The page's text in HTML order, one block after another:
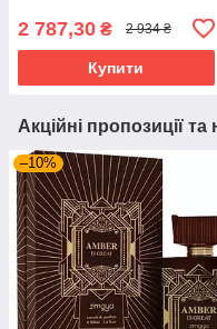
2 787,30 ₴ 2 934 ₴
Купити
Акційні пропозиції
–10%